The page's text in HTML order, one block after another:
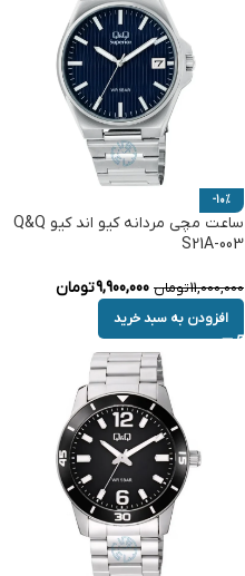
-10%
ساعت مچی مردانه کیو اند کیو Q&Q
S21A-003
11,000,000تومان 9,900,000تومان
افزودن به سبد خرید